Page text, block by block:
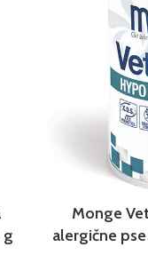
g
Monge
alergične